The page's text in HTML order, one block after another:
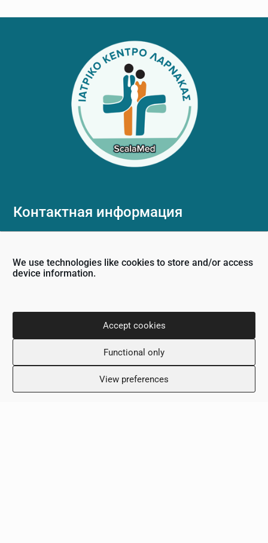
We use technologies like cookies to store and/or access
device information.
Accept cookies
Functional only
View preferences
Контактная информация
+357 24 505600
info@scalamed.com.cy
Часы работы
Понедельник: 8:00 – 18:00